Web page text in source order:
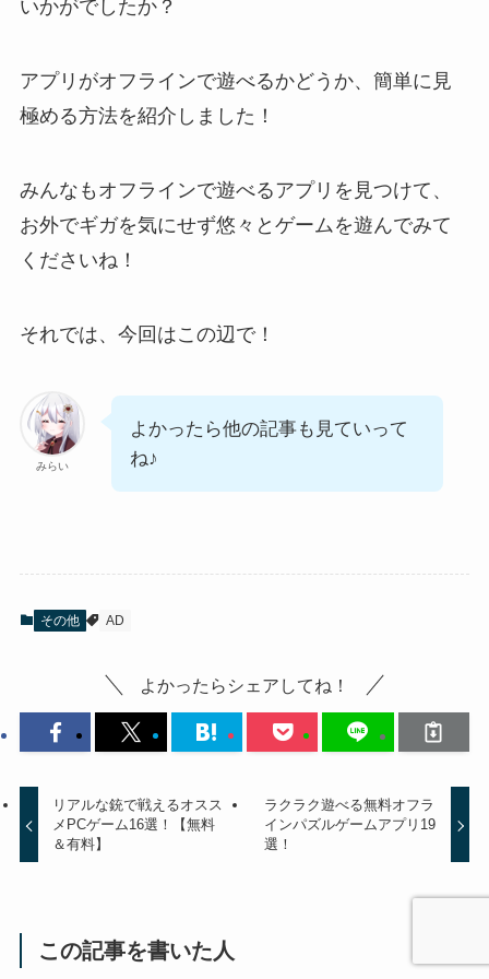
いかがでしたか？
アプリがオフラインで遊べるかどうか、簡単に見
極める方法を紹介しました！
みんなもオフラインで遊べるアプリを見つけて、
お外でギガを気にせず悠々とゲームを遊んでみて
くださいね！
それでは、今回はこの辺で！
みらい
よかったら他の記事も見ていって
ね♪
その他 AD
よかったらシェアしてね！
リアルな銃で戦えるオスス
メPCゲーム16選！【無料
＆有料】
ラクラク遊べる無料オフラ
インパズルゲームアプリ19
選！
この記事を書いた人